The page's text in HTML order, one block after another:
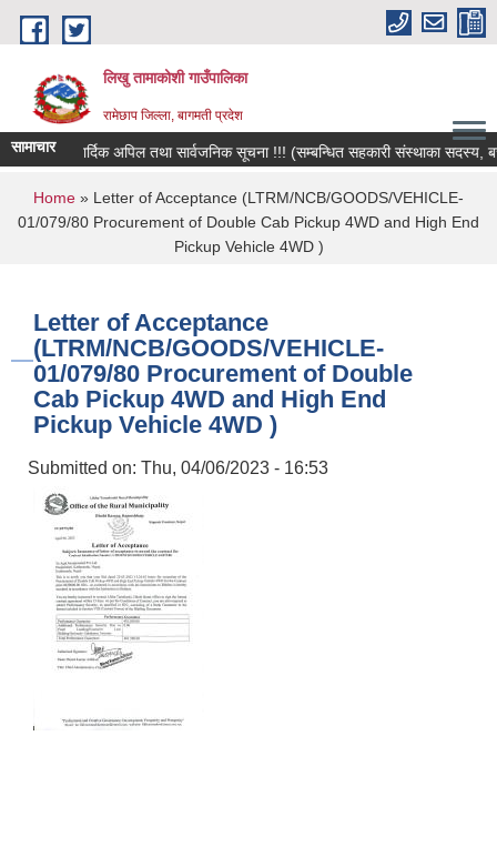
Skip to main content
लिखु तामाकोशी गाउँपालिका
रामेछाप जिल्ला, बागमती प्रदेश
सामाचारहार्दिक अपिल तथा सार्वजनिक सूचना !!! (सम्बन्धित सहकारी संस्थाका सदस्य,
You are here
Home » Letter of Acceptance (LTRM/NCB/GOODS/VEHICLE-
01/079/80 Procurement of Double Cab Pickup 4WD and High End
Pickup Vehicle 4WD )
Letter of Acceptance
(LTRM/NCB/GOODS/VEHICLE-
01/079/80 Procurement of Double
Cab Pickup 4WD and High End
Pickup Vehicle 4WD )
Submitted on: Thu, 04/06/2023 - 16:53